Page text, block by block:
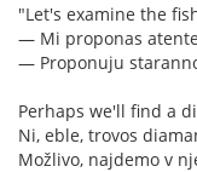
"Let's examine the
— Mi proponas
— Proponuju
Perhaps we'll find a
Ni, eble, trovos
Možlivo, najdemo v